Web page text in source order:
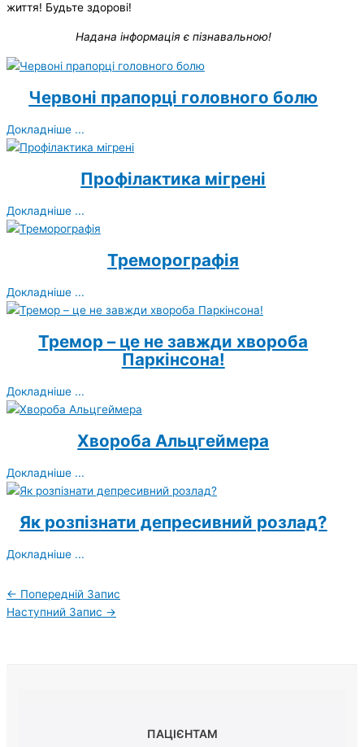
життя! Будьте здорові!
Надана інформація є пізнавальною!
Червоні прапорці головного болю
Докладніше ...
Профілактика мігрені
Докладніше ...
Треморографія
Докладніше ...
Тремор – це не завжди хвороба
Паркінсона!
Докладніше ...
Хвороба Альцгеймера
Докладніше ...
Як розпізнати депресивний розлад?
Докладніше ...
← Попередній Запис
Наступний Запис →
ПАЦІЄНТАМ